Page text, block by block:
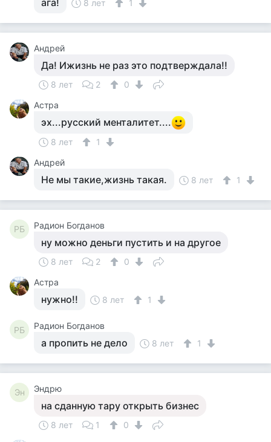
ага! 8 лет 1
Андрей
Да! Ижизнь не раз это подтверждала!!
8 лет 2
0
Астра
эх...русский менталитет....
8 лет
1
Андрей
Не мы такие,жизнь такая. 8 лет 1
РБ Радион Богданов
ну можно деньги пустить и на другое
8 лет 2
0
Астра
нужно!! 8 лет 1
РБ Радион Богданов
а пропить не дело 8 лет 1
Эн Эндрю
на сданную тару открыть бизнес
8 лет 1
0